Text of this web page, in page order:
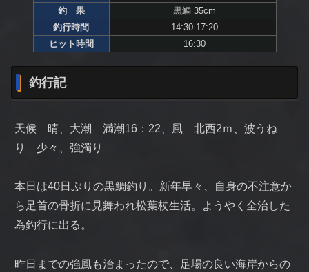
釣 果
黒鯛 35cm
釣行時間
14:30-17:20
ヒット時間
16:30
釣行記
天候 晴、大潮 満潮16：22、風 北西2ｍ、波うね
り 少々、強濁り
本日は40日ぶりの黒鯛釣り。新年早々、自身の不注意か
ら足首の骨折に見舞われ松葉杖生活。ようやく全治した
為釣行に出る。
昨日までの強風も治まったので、足場の良い海岸からの